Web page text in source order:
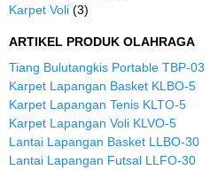
Karpet Voli (3)
ARTIKEL PRODUK OLAHRAGA
Tiang Bulutangkis Portable TBP-03
Karpet Lapangan Basket KLBO-5
Karpet Lapangan Tenis KLTO-5
Karpet Lapangan Voli KLVO-5
Lantai Lapangan Basket LLBO-30
Lantai Lapangan Futsal LLFO-30